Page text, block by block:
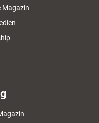
Magazin